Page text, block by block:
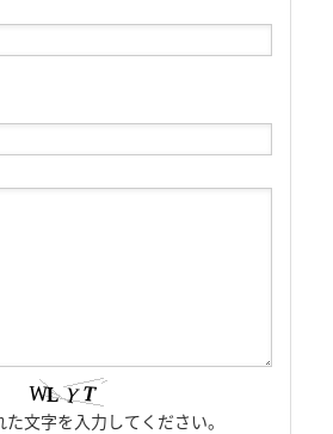
た文字を入力してください。